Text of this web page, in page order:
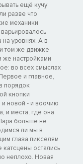
ещё кучу
разве что
механики
уровнях. А в
том же движке
же настройками
во всех смыслах
и главное,
порядок
кнопки
новой - и воочию
и места, где она
больше не
ли мы в
глаза пикселям
остались
неплохо. Новая